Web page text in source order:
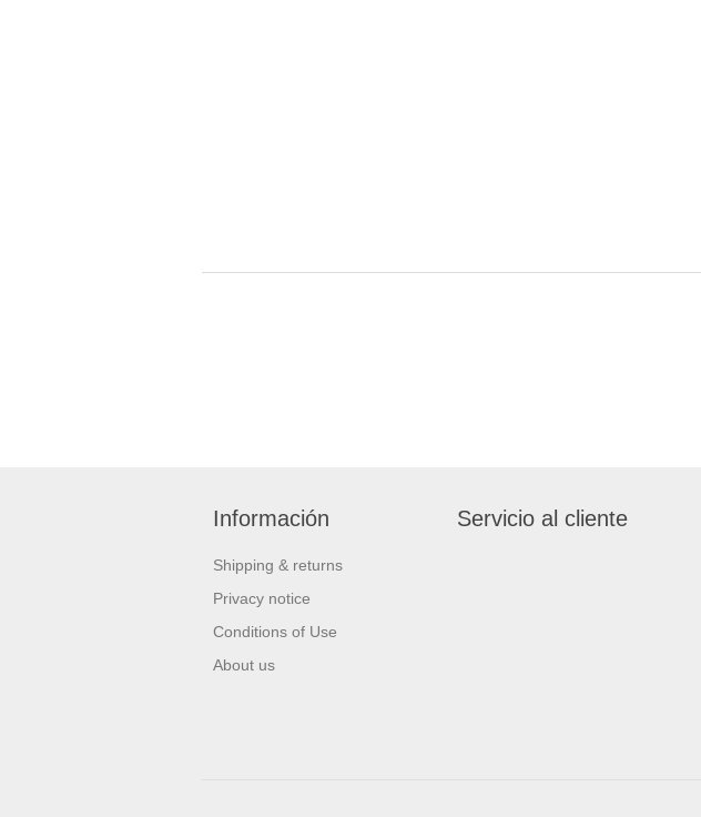
Información
Shipping & returns
Privacy notice
Conditions of Use
About us
Servicio al cliente